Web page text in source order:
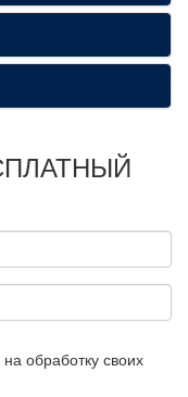
обработку своих